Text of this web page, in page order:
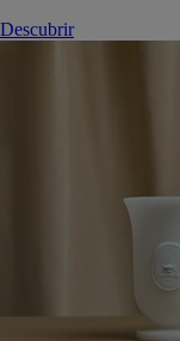
Descubrir